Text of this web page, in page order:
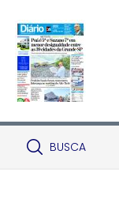
BUSCA